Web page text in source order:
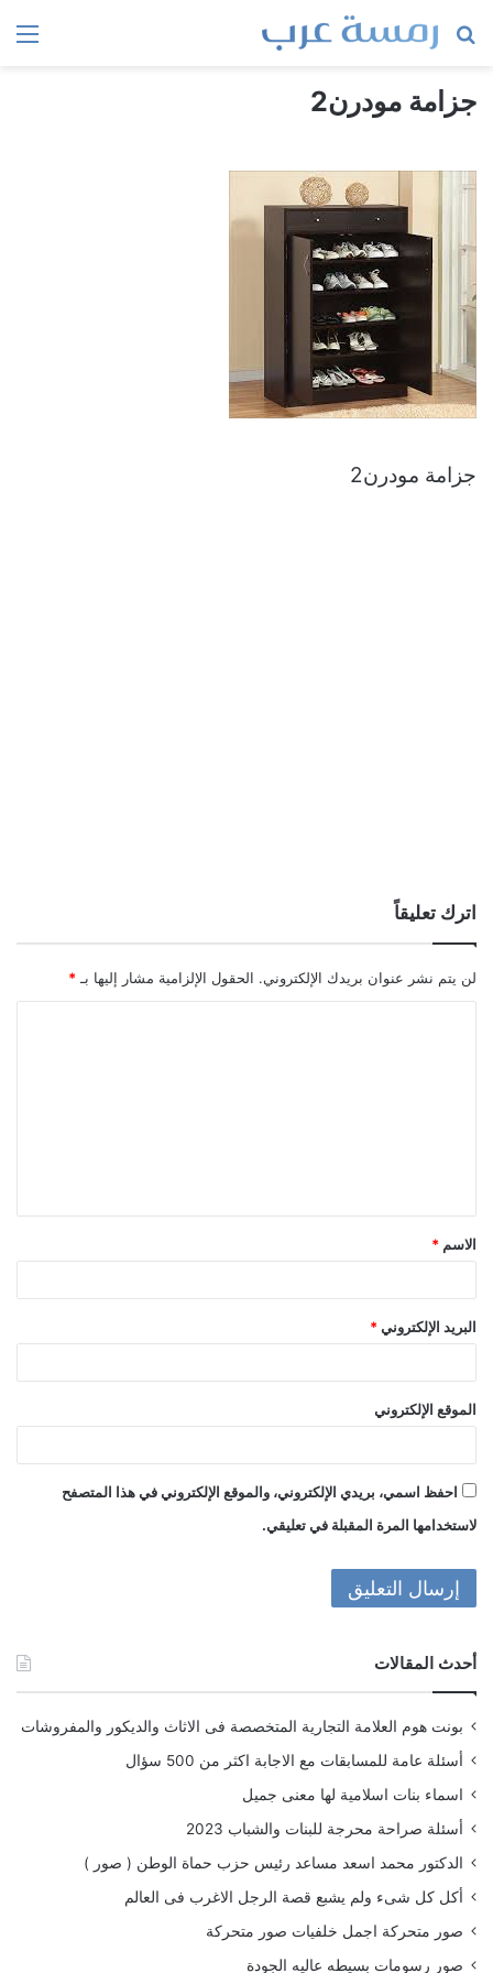
بحث
جزامة مودرن2
جزامة مودرن2
اترك تعليقاً
لن يتم نشر عنوان بريدك الإلكتروني. الحقول الإلزامية مشار إليها بـ *
ق
*
الاسم *
البريد الإلكتروني *
الموقع الإلكتروني
احفظ اسمي، بريدي الإلكتروني، والموقع الإلكتروني في هذا المتصفح
لاستخدامها المرة المقبلة في تعليقي.
أحدث المقالات
بونت هوم العلامة التجارية المتخصصة فى الاثاث والديكور والمفروشات
أسئلة عامة للمسابقات مع الاجابة اكثر من 500 سؤال
اسماء بنات اسلامية لها معنى جميل
أسئلة صراحة محرجة للبنات والشباب 2023
الدكتور محمد اسعد مساعد رئيس حزب حماة الوطن ( صور )
أكل كل شىء ولم يشبع قصة الرجل الاغرب فى العالم
صور متحركة اجمل خلفيات صور متحركة
صور رسومات بسيطه عاليه الجودة